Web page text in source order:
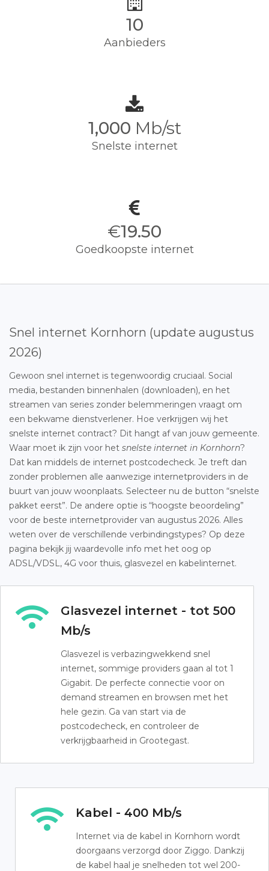
10
Aanbieders
1,000 Mb/st
Snelste internet
€19.50
Goedkoopste internet
Snel internet Kornhorn (update augustus
2026)
Gewoon snel internet is tegenwoordig cruciaal. Social
media, bestanden binnenhalen (downloaden), en het
streamen van series zonder belemmeringen vraagt om
een bekwame dienstverlener. Hoe verkrijgen wij het
snelste internet contract? Dit hangt af van jouw gemeente.
Waar moet ik zijn voor het snelste internet in Kornhorn?
Dat kan middels de internet postcodecheck. Je treft dan
zonder problemen alle aanwezige internetproviders in de
buurt van jouw woonplaats. Selecteer nu de button “snelste
pakket eerst”. De andere optie is “hoogste beoordeling”
voor de beste internetprovider van augustus 2026. Alles
weten over de verschillende verbindingstypes? Op deze
pagina bekijk jij waardevolle info met het oog op
ADSL/VDSL, 4G voor thuis, glasvezel en kabelinternet.
Glasvezel internet - tot 500
Mb/s
Glasvezel is verbazingwekkend snel
internet, sommige providers gaan al tot 1
Gigabit. De perfecte connectie voor on
demand streamen en browsen met het
hele gezin. Ga van start via de
postcodecheck, en controleer de
verkrijgbaarheid in Grootegast.
Kabel - 400 Mb/s
Internet via de kabel in Kornhorn wordt
doorgaans verzorgd door Ziggo. Dankzij
de kabel haal je snelheden tot wel 200-